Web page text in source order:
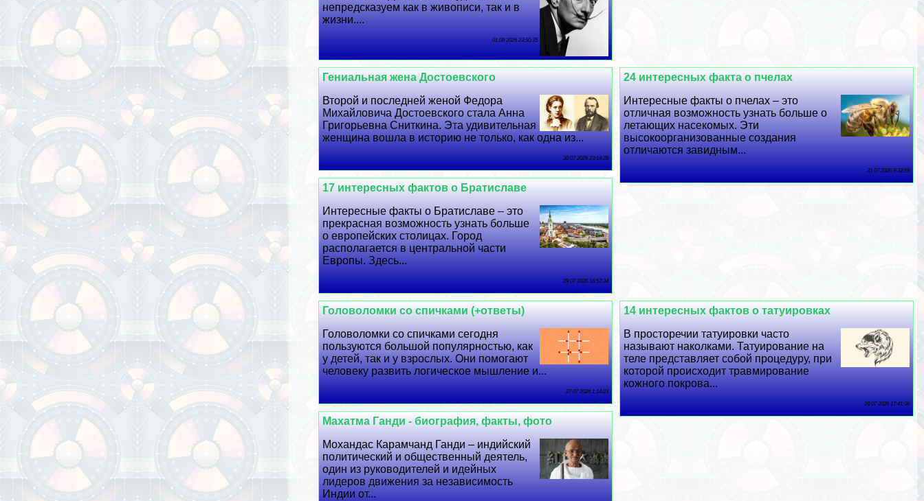
непредсказуем как в живописи, так и в
жизни....
01 08 2026 23:50:35
24 интересных факта о пчелах
Интересные факты о пчелах – это
отличная возможность узнать больше о
летающих насекомых. Эти
высокоорганизованные создания
отличаются завидным...
31 07 2026 9:32:59
Гениальная жена Достоевского
Второй и последней женой Федора
Михайловича Достоевского стала Анна
Григорьевна Сниткина. Эта удивительная
женщина вошла в историю не только, как одна из...
30 07 2026 23:14:28
17 интересных фактов о Братиславе
Интересные факты о Братиславе – это
прекрасная возможность узнать больше
о европейских столицах. Город
располагается в центральной части
Европы. Здесь...
29 07 2026 16:57:34
14 интересных фактов о татуировках
В просторечии татуировки часто
называют наколками. Татуирование на
теле представляет собой процедуру, при
которой происходит травмирование
кожного покрова...
28 07 2026 17:41:36
Головоломки со спичками (+ответы)
Головоломки со спичками сегодня
пользуются большой популярностью, как
у детей, так и у взрослых. Они помогают
человеку развить логическое мышление и...
27 07 2026 1:14:23
Махатма Ганди - биография, факты, фото
Мохандас Карамчанд Ганди – индийский
политический и общественный деятель,
один из руководителей и идейных
лидеров движения за независимость
Индии от...